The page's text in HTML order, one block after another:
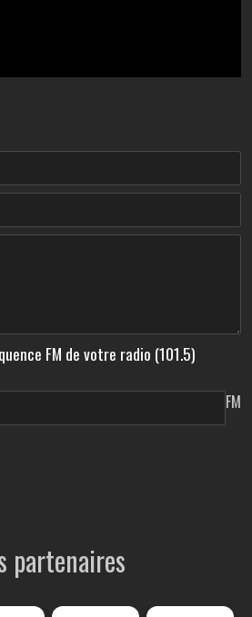
FM de votre radio (101.5)
FM
partenaires